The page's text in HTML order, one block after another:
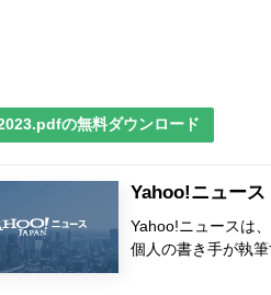
の無料ダウンロード
Yahoo!ニュース
Yahoo!ニュースは
個人の書き手が執